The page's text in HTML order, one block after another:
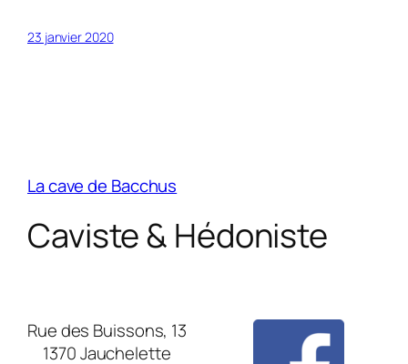
23 janvier 2020
La cave de Bacchus
Caviste & Hédoniste
Rue des Buissons, 13
1370 Jauchelette